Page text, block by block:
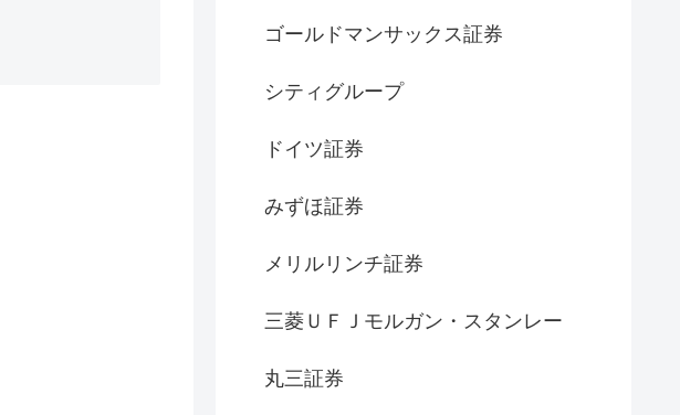
ゴールドマンサックス証券
シティグループ
ドイツ証券
みずほ証券
メリルリンチ証券
三菱ＵＦＪモルガン・スタンレー
丸三証券